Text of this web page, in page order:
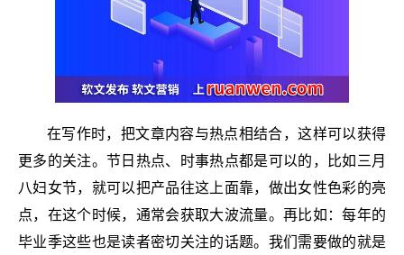
在写作时，把文章内容与热点相结合，这样可以获得
更多的关注。节日热点、时事热点都是可以的，比如三月
八妇女节，就可以把产品往这上面靠，做出女性色彩的亮
点，在这个时候，通常会获取大波流量。再比如：每年的
毕业季这些也是读者密切关注的话题。我们需要做的就是